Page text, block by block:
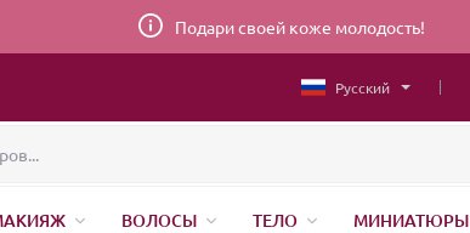
Подари своей коже молодость!
Русский
ВОЛОСЫ ТЕЛО МИНИАТЮРЫ